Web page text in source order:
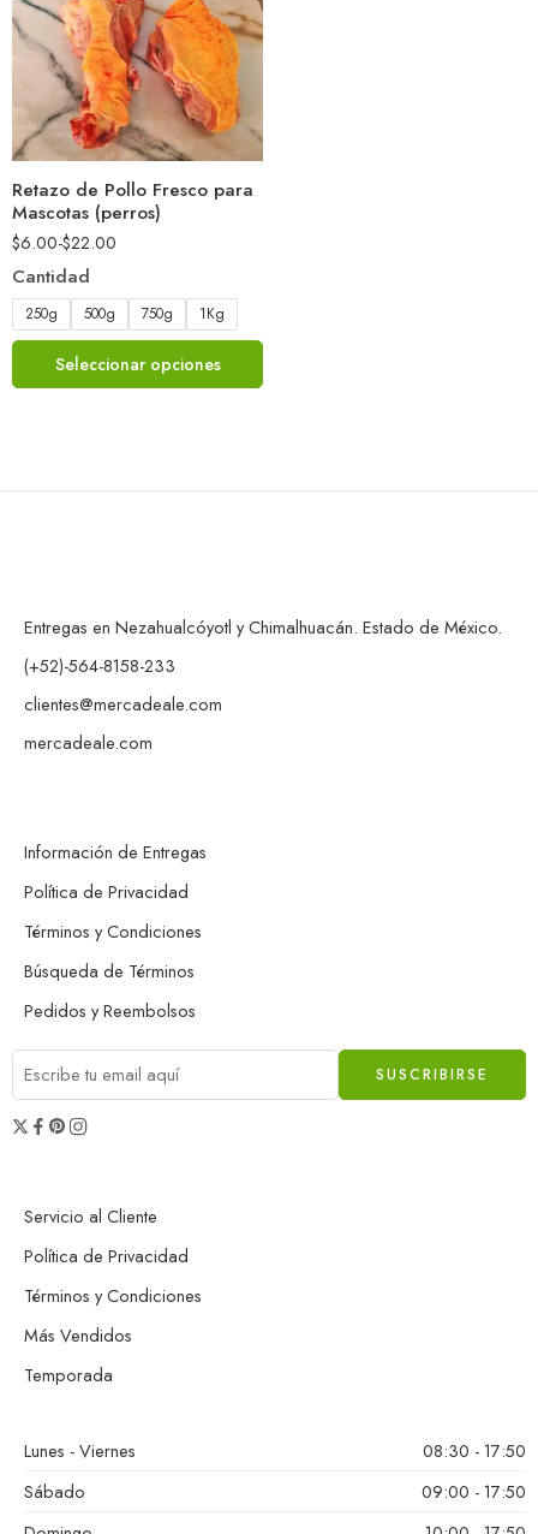
Retazo de Pollo Fresco para
Mascotas (perros)
$6.00-$22.00
Cantidad
250g 500g 750g 1Kg
Seleccionar opciones
Entregas en Nezahualcóyotl y Chimalhuacán. Estado de México.
(+52)-564-8158-233
clientes@mercadeale.com
mercadeale.com
Información de Entregas
Política de Privacidad
Términos y Condiciones
Búsqueda de Términos
Pedidos y Reembolsos
Servicio al Cliente
Política de Privacidad
Términos y Condiciones
Más Vendidos
Temporada
Lunes - Viernes
08:30 - 17:50
Sábado
09:00 - 17:50